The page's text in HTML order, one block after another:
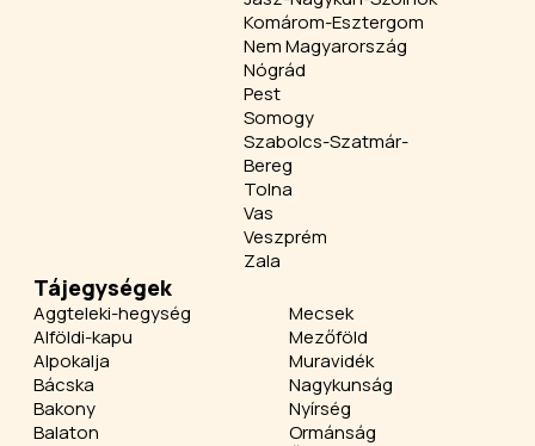
Komárom-Esztergom
Nem Magyarország
Nógrád
Pest
Somogy
Szabolcs-Szatmár-
Bereg
Tolna
Vas
Veszprém
Zala
Tájegységek
Aggteleki-hegység
Alföldi-kapu
Alpokalja
Bácska
Bakony
Balaton
Mecsek
Mezőföld
Muravidék
Nagykunság
Nyírség
Ormánság